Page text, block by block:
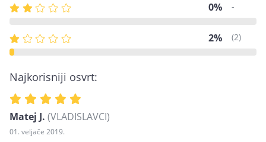
0% -
2% (2)
Najkorisniji osvrt:
Matej J. (VLADISLAVCI)
01. veljače 2019.